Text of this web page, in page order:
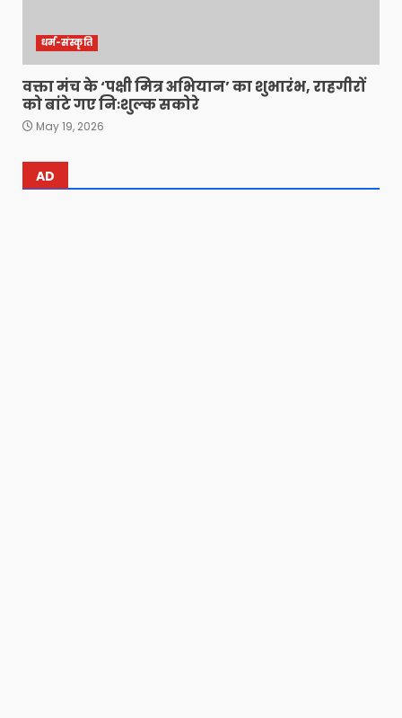
धर्म-संस्कृति
वक्ता मंच के ‘पक्षी मित्र अभियान’ का शुभारंभ, राहगीरों
को बांटे गए निःशुल्क सकोरे
May 19, 2026
AD